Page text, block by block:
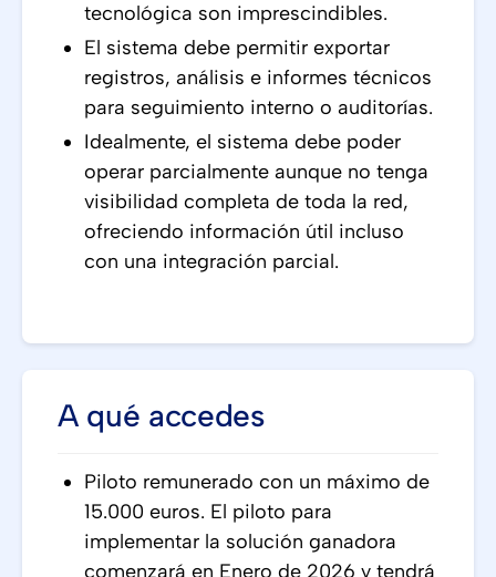
tecnológica son imprescindibles.
El sistema debe permitir exportar
registros, análisis e informes técnicos
para seguimiento interno o auditorías.
Idealmente, el sistema debe poder
operar parcialmente aunque no tenga
visibilidad completa de toda la red,
ofreciendo información útil incluso
con una integración parcial.
A qué accedes
Piloto remunerado con un máximo de
15.000 euros. El piloto para
implementar la solución ganadora
comenzará en Enero de 2026 y tendrá